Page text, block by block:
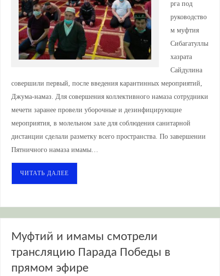
рга под
руководство
м муфтия
Сибагатуллы
хазрата
Сайдулина
совершили первый, после введения карантинных мероприятий,
Джума-намаз. Для совершения коллективного намаза сотрудники
мечети заранее провели уборочные и дезинфицирующие
мероприятия, в молельном зале для соблюдения санитарной
дистанции сделали разметку всего пространства. По завершении
Пятничного намаза имамы…
ЧИТАТЬ ДАЛЕЕ
Муфтий и имамы смотрели
трансляцию Парада Победы в
прямом эфире